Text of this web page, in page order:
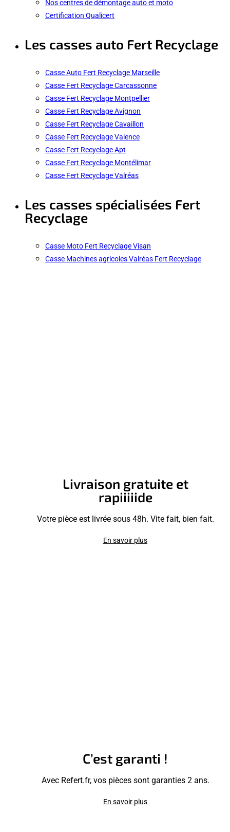
Nos centres de démontage auto et moto
Certification Qualicert
Les casses auto Fert Recyclage
Casse Auto Fert Recyclage Marseille
Casse Fert Recyclage Carcassonne
Casse Fert Recyclage Montpellier
Casse Fert Recyclage Avignon
Casse Fert Recyclage Cavaillon
Casse Fert Recyclage Valence
Casse Fert Recyclage Apt
Casse Fert Recyclage Montélimar
Casse Fert Recyclage Valréas
Les casses spécialisées Fert
Recyclage
Casse Moto Fert Recyclage Visan
Casse Machines agricoles Valréas Fert Recyclage
Livraison gratuite et
rapiiiiide
Votre pièce est livrée sous 48h. Vite fait, bien fait.
En savoir plus
C’est garanti !
Avec Refert.fr, vos pièces sont garanties 2 ans.
En savoir plus